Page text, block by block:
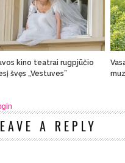
kino teatrai rugpjūčio
švęs „Vestuves”
A REPLY